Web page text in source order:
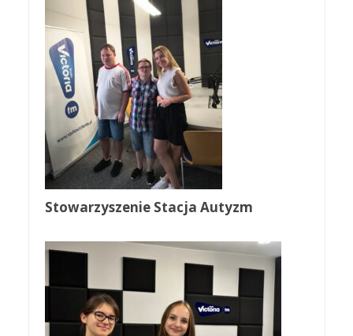
Stowarzyszenie Stacja Autyzm